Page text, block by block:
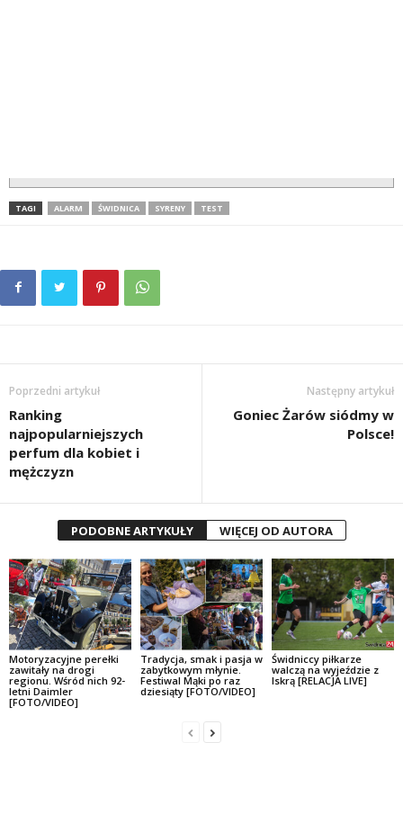
TAGI ALARM ŚWIDNICA SYRENY TEST
Poprzedni artykuł
Ranking
najpopularniejszych
perfum dla kobiet i
mężczyzn
Następny artykuł
Goniec Żarów siódmy w
Polsce!
PODOBNE ARTYKUŁY WIĘCEJ OD AUTORA
Motoryzacyjne perełki
zawitały na drogi
regionu. Wśród nich 92-
letni Daimler
[FOTO/VIDEO]
Tradycja, smak i pasja w
zabytkowym młynie.
Festiwal Mąki po raz
dziesiąty [FOTO/VIDEO]
Świdniccy piłkarze
walczą na wyjeździe z
Iskrą [RELACJA LIVE]